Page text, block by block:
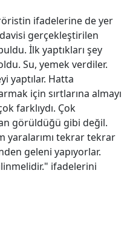
ifadelerine de yer
gerçekleştirilen
İlk yaptıkları şey
Su, yemek verdiler.
yaptılar. Hatta
için sırtlarına almayı
farklıydı. Çok
görüldüğü gibi değil.
yaralarımı tekrar tekrar
geleni yapıyorlar.
ifadelerini